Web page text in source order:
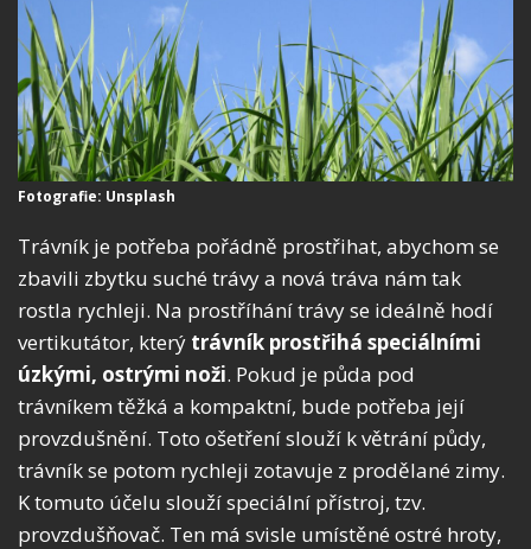
Fotografie: Unsplash
Trávník je potřeba pořádně prostřihat, abychom se
zbavili zbytku suché trávy a nová tráva nám tak
rostla rychleji. Na prostříhání trávy se ideálně hodí
vertikutátor, který trávník prostřihá speciálními
úzkými, ostrými noži. Pokud je půda pod
trávníkem těžká a kompaktní, bude potřeba její
provzdušnění. Toto ošetření slouží k větrání půdy,
trávník se potom rychleji zotavuje z prodělané zimy.
K tomuto účelu slouží speciální přístroj, tzv.
provzdušňovač. Ten má svisle umístěné ostré hroty,